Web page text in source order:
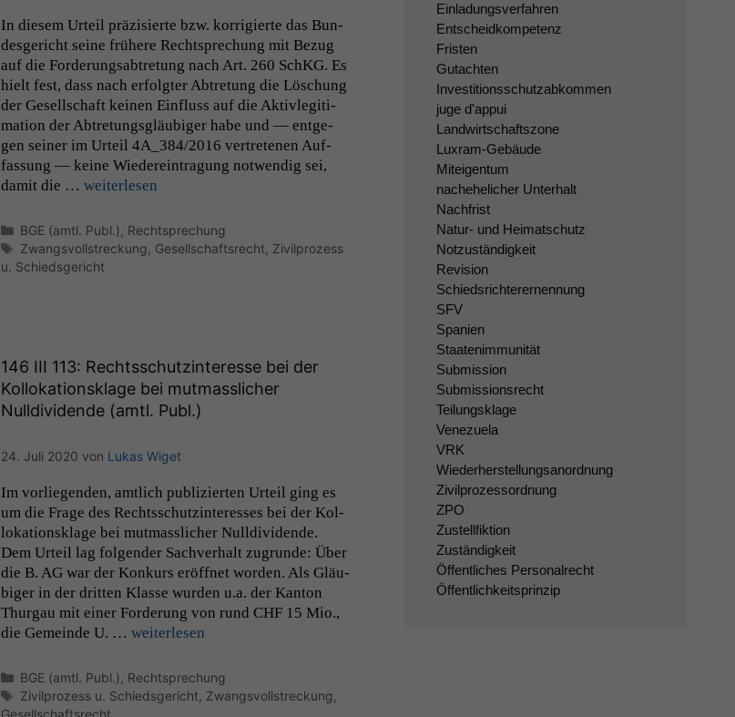
In diesem Urteil präzisierte bzw. kor­rigierte das Bun­
des­gericht seine frühere Recht­sprechung mit Bezug
auf die Forderungsab­tre­tung nach Art. 260 SchKG. Es
hielt fest, dass nach erfol­gter Abtre­tung die Löschung
der Gesellschaft keinen Ein­fluss auf die Aktivle­git­i­
ma­tion der Abtre­tungs­gläu­biger habe und — ent­ge­
gen sein­er im Urteil 4A_384/2016 vertrete­nen Auf­
fas­sung — keine Wiedere­in­tra­gung notwendig sei,
damit die … weit­er­lesen
Kategorien
BGE (amtl. Publ.) Rechtsprechung
Schlagwörter
Zwangsvollstreckung Gesellschaftsrecht Zivilprozess
u. Schiedsgericht
146 III 113: Rechtsschutzinteresse bei der
Kollokationsklage bei mutmasslicher
Nulldividende (amtl. Publ.)
24. Juli 2020 von Lukas Wiget
Im vor­liegen­den, amtlich pub­lizierten Urteil ging es
um die Frage des Rechtss­chutz­in­ter­ess­es bei der Kol­
loka­tion­sklage bei mut­masslich­er Null­div­i­dende.
Dem Urteil lag fol­gen­der Sachver­halt zugrunde: Über
die B. AGwar der Konkurs eröffnet wor­den. Als Gläu­
biger in der drit­ten Klasse wur­den u.a. der Kan­ton
Thur­gau mit ein­er Forderung von rund CHF15 Mio.,
die Gemeinde U. … weit­er­lesen
Kategorien
BGE (amtl. Publ.) Rechtsprechung
Schlagwörter
Zivilprozess u. Schiedsgericht Zwangsvollstreckung
Gesellschaftsrecht
Einladungsverfahren
Entscheidkompetenz
Fristen
Gutachten
Investitionsschutzabkommen
juge d'appui
Landwirtschaftszone
Luxram-Gebäude
Miteigentum
nachehelicher Unterhalt
Nachfrist
Natur- und Heimatschutz
Notzuständigkeit
Revision
Schiedsrichterernennung
SFV
Spanien
Staatenimmunität
Submission
Submissionsrecht
Teilungsklage
Venezuela
VRK
Wiederherstellungsanordnung
Zivilprozessordnung
ZPO
Zustellfiktion
Zuständigkeit
Öffentliches Personalrecht
Öffentlichkeitsprinzip